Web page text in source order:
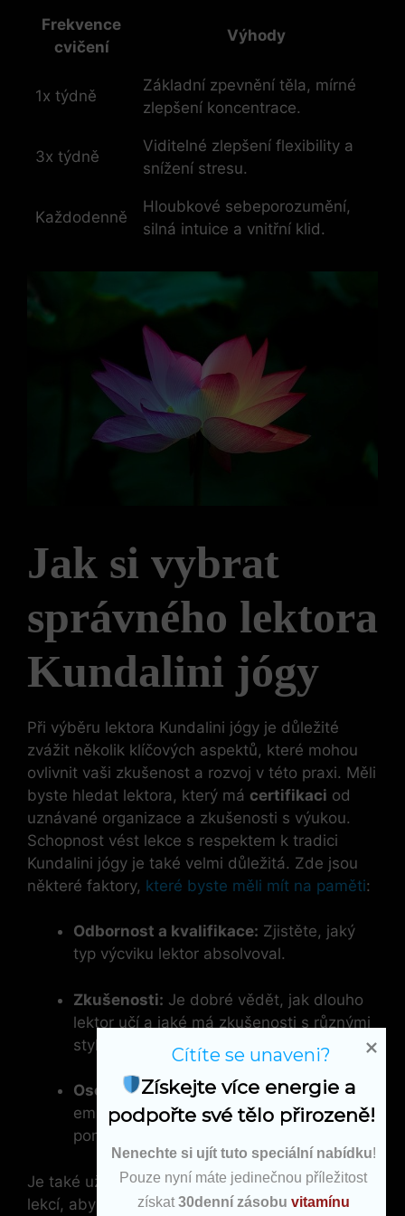
Frekvence
cvičení
Výhody
1x týdně
Základní zpevnění těla, mírné
zlepšení koncentrace.
3x týdně
Viditelné zlepšení flexibility a
snížení stresu.
Každodenně
Hloubkové sebeporozumění,
silná intuice a vnitřní klid.
Jak si vybrat
správného lektora
Kundalini jógy
Při výběru lektora Kundalini jógy je důležité
zvážit několik klíčových aspektů, které mohou
ovlivnit vaši zkušenost a rozvoj v této praxi. Měli
byste hledat lektora, který má certifikaci od
uznávané organizace a zkušenosti s výukou.
Schopnost vést lekce s respektem k tradici
Kundalini jógy je také velmi důležitá. Zde jsou
některé faktory, které byste měli mít na paměti:
Odbornost a kvalifikace: Zjistěte, jaký
typ výcviku lektor absolvoval.
Zkušenosti: Je dobré vědět, jak dlouho
lektor učí a jaké má zkušenosti s různými
styly jógy.
Osobní přístup:Ujistěte se, že lektor má
empatický a podpůrný přístup, což vám
pomůže lépe se zapojit do lekcí.
Je také užitečné navštívit několik zkušebních
lekcí, abyste mohli posoudit, jak se cítíte v
Získejte více energie a
podpořte své tělo přirozeně!
Nenechte si ujít tuto speciální nabídku!
Pouze nyní máte jedinečnou příležitost
získat 30denní zásobu vitamínu
Cítíte se unaveni?